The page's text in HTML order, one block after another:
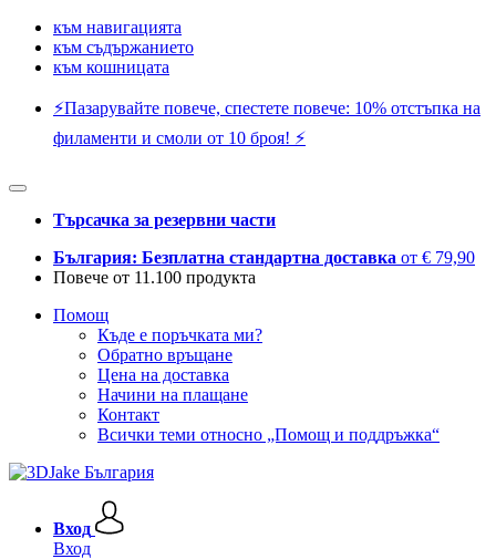
към навигацията
към съдържанието
към кошницата
⚡️Пазарувайте повече, спестете повече: 10% отстъпка на
филаменти и смоли от 10 броя! ⚡️
Търсачка за резервни части
България: Безплатна стандартна доставка от € 79,90
Повече от 11.100 продукта
Помощ
Къде е поръчката ми?
Обратно връщане
Цена на доставка
Начини на плащане
Контакт
Всички теми относно „Помощ и поддръжка“
Вход
Вход